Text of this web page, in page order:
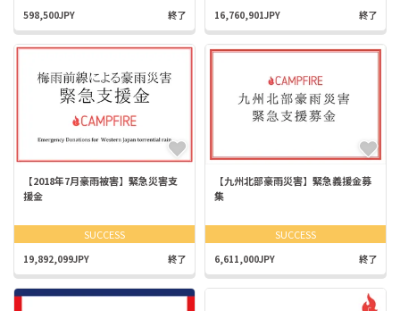
598,500JPY 終了 16,760,901JPY 終了
【2018年7月豪雨被害】緊急災害支
援金
SUCCESS
19,892,099JPY 終了
【九州北部豪雨災害】緊急義援金募
集
SUCCESS
6,611,000JPY 終了